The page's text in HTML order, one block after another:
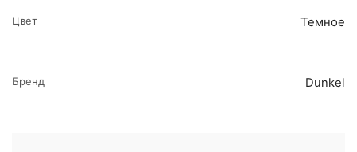
Цвет Темное
Бренд Dunkel